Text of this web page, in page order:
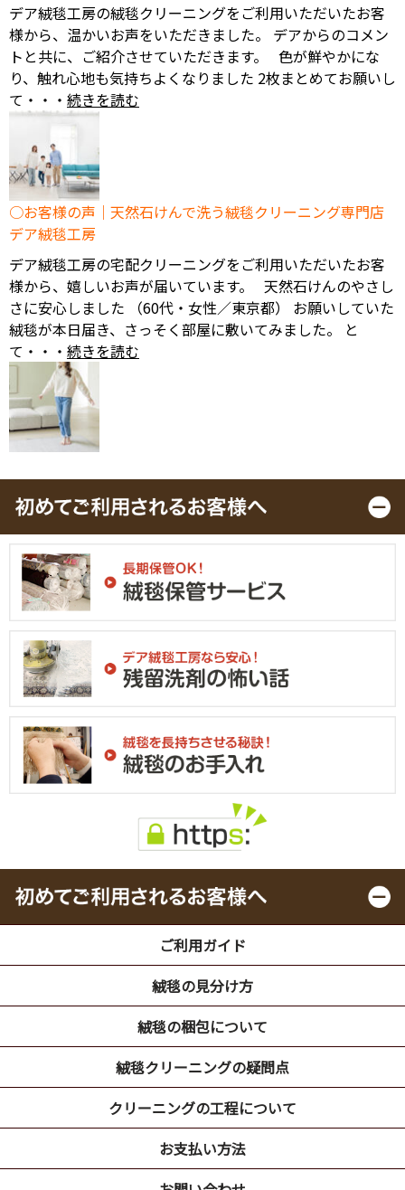
デア絨毯工房の絨毯クリーニングをご利用いただいたお客
様から、温かいお声をいただきました。 デアからのコメン
トと共に、ご紹介させていただきます。 色が鮮やかにな
り、触れ心地も気持ちよくなりました 2枚まとめてお願いし
て・・・ 続きを読む
お客様の声｜天然石けんで洗う絨毯クリーニング専門店
デア絨毯工房
デア絨毯工房の宅配クリーニングをご利用いただいたお客
様から、嬉しいお声が届いています。 天然石けんのやさし
さに安心しました （60代・女性／東京都） お願いしていた
絨毯が本日届き、さっそく部屋に敷いてみました。 と
て・・・ 続きを読む
ご利用ガイド
絨毯の見分け方
絨毯の梱包について
絨毯クリーニングの疑問点
クリーニングの工程について
お支払い方法